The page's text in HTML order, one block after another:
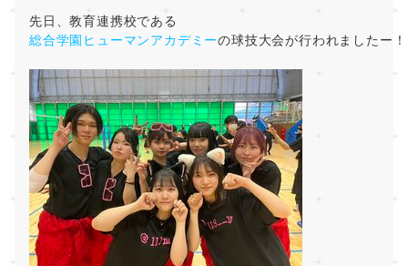
先日、教育連携校である
総合学園ヒューマンアカデミーの球技大会が行われましたー！